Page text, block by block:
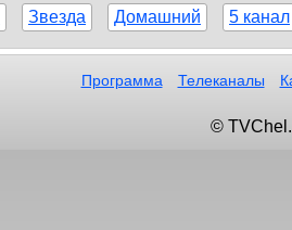
Звезда Домашний 5 канал
Программа Телеканалы
©